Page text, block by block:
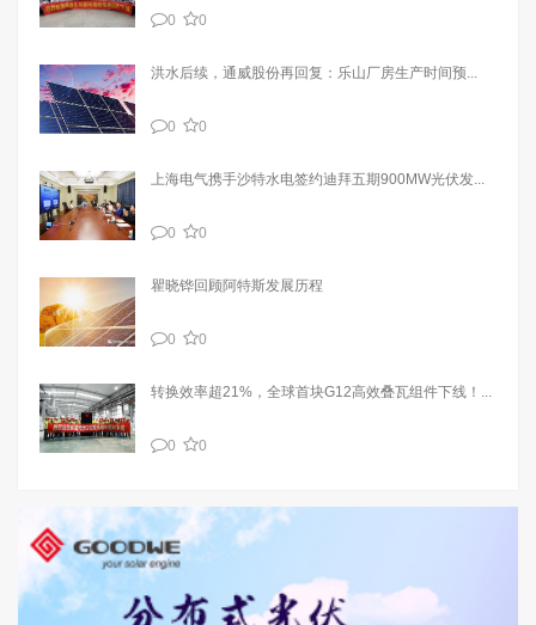
0
0
洪水后续，通威股份再回复：乐山厂房生产时间预...
0 0
上海电气携手沙特水电签约迪拜五期900MW光伏发...
0 0
瞿晓铧回顾阿特斯发展历程
0 0
转换效率超21%，全球首块G12高效叠瓦组件下线！...
0 0